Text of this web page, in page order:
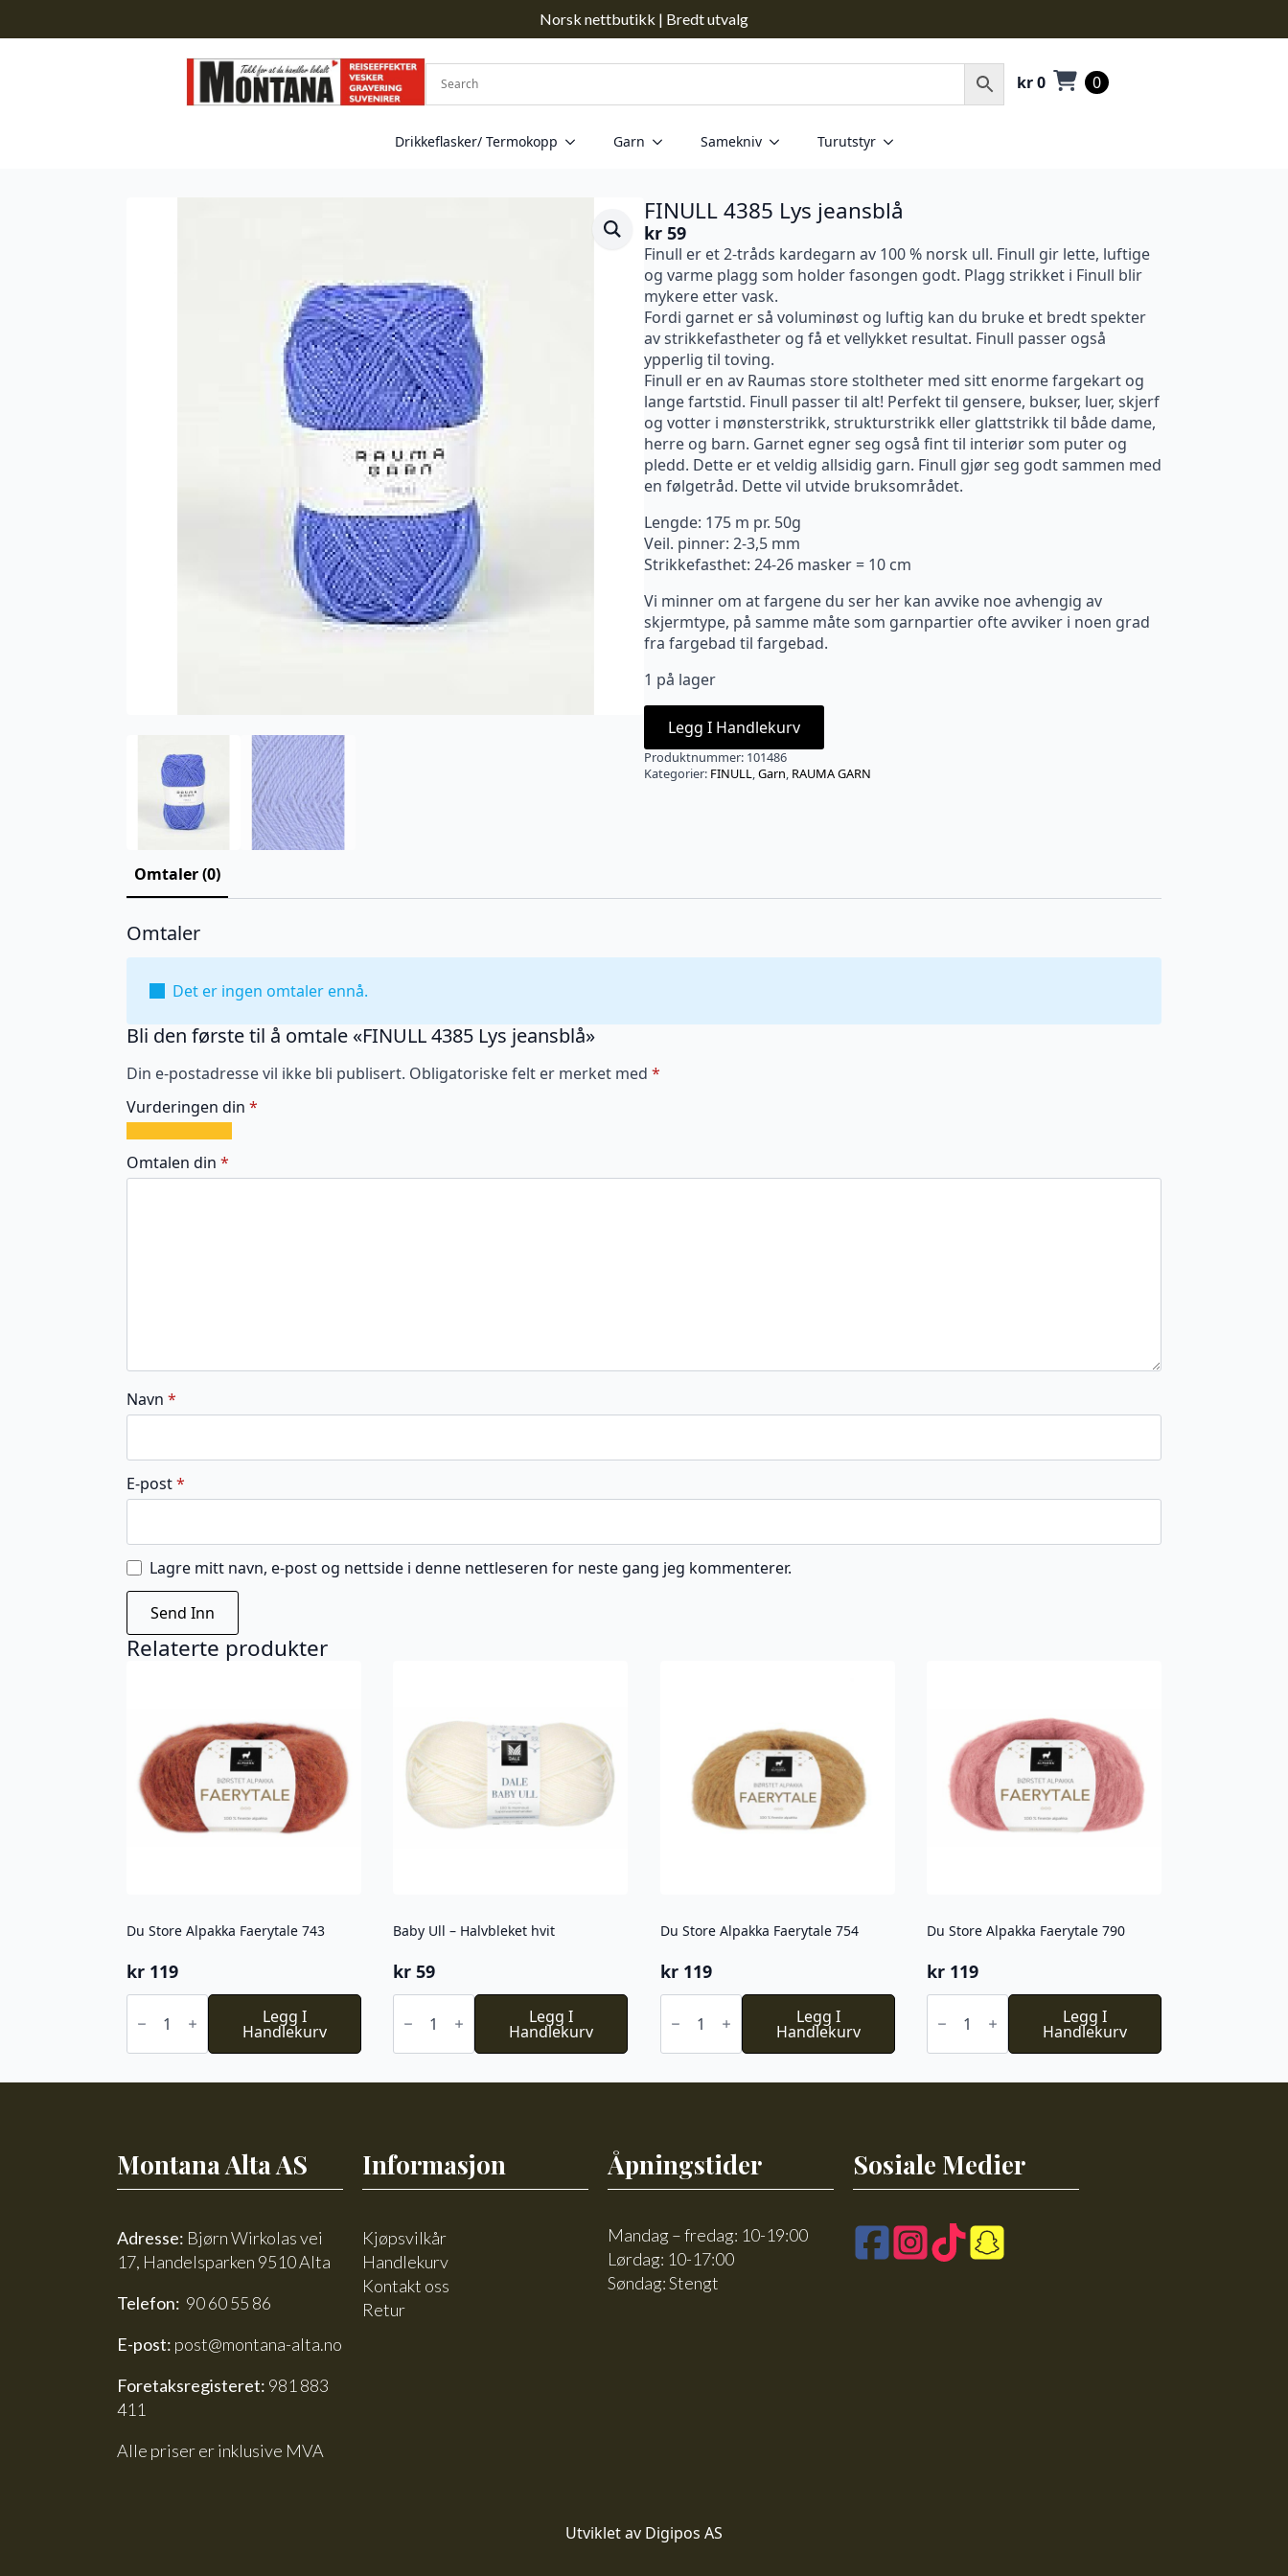
Norsk nettbutikk | Bredt utvalg
kr0 0
Drikkeflasker/ Termokopp Garn Samekniv Turutstyr
FINULL 4385 Lys jeansblå
kr 59
Finull er et 2-tråds kardegarn av 100 % norsk ull. Finull gir lette, luftige
og varme plagg som holder fasongen godt. Plagg strikket i Finull blir
mykere etter vask.
Fordi garnet er så voluminøst og luftig kan du bruke et bredt spekter
av strikkefastheter og få et vellykket resultat. Finull passer også
ypperlig til toving.
Finull er en av Raumas store stoltheter med sitt enorme fargekart og
lange fartstid. Finull passer til alt! Perfekt til gensere, bukser, luer, skjerf
og votter i mønsterstrikk, strukturstrikk eller glattstrikk til både dame,
herre og barn. Garnet egner seg også fint til interiør som puter og
pledd. Dette er et veldig allsidig garn. Finull gjør seg godt sammen med
en følgetråd. Dette vil utvide bruksområdet.
Lengde: 175 m pr. 50g
Veil. pinner: 2-3,5 mm
Strikkefasthet: 24-26 masker = 10 cm
Vi minner om at fargene du ser her kan avvike noe avhengig av
skjermtype, på samme måte som garnpartier ofte avviker i noen grad
fra fargebad til fargebad.
1 på lager
Legg I Handlekurv
Produktnummer: 101486
Kategorier: FINULL,Garn, RAUMA GARN
Omtaler (0)
Omtaler
Det er ingen omtaler ennå.
Bli den første til å omtale «FINULL 4385 Lys jeansblå»
Din e-postadresse vil ikke bli publisert. Obligatoriske felt er merket med *
Vurderingen din *
av
5
av
5
av
5
av
5
av
5
Omtalen din *
Navn *
E-post*
Lagre mitt navn, e-post og nettside i denne nettleseren for neste gang jeg kommenterer.
Relaterte produkter
Du Store Alpakka Faerytale 743
kr 119
Du
Store
Alpakka
Faerytale
antall
Legg I
Handlekurv
Baby Ull – Halvbleket hvit
kr 59
Baby
Halvbleket
antall
Legg I
Handlekurv
Du Store Alpakka Faerytale 754
kr119
Du
Store
Alpakka
Faerytale
antall
Legg I
Handlekurv
Du Store Alpakka Faerytale 790
kr 119
Du
Store
Alpakka
Faerytale
antall
Legg I
Handlekurv
Montana Alta AS
Adresse: Bjørn Wirkolas vei
17, Handelsparken 9510 Alta
Telefon: 90 60 55 86
E-post: post@montana-alta.no
Foretaksregisteret: 981 883
411
Alle priser er inklusive MVA
Informasjon
Kjøpsvilkår
Handlekurv
Kontakt oss
Retur
Åpningstider
Mandag – fredag: 10-19:00
Lørdag: 10-17:00
Søndag: Stengt
Sosiale Medier
Utviklet av Digipos AS